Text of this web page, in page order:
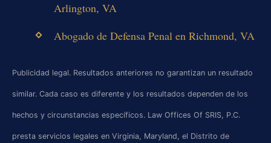
Arlington, VA
Abogado de Defensa Penal en Richmond, VA
Publicidad legal. Resultados anteriores no garantizan un resultado
similar. Cada caso es diferente y los resultados dependen de los
hechos y circunstancias específicos. Law Offices Of SRIS, P.C.
presta servicios legales en Virginia, Maryland, el Distrito de